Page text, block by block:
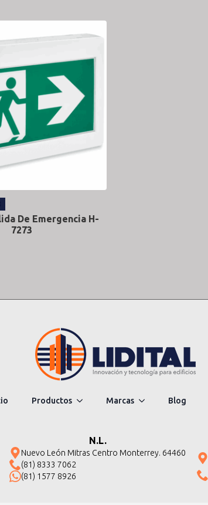
De Emergencia H-
7273
Productos Marcas Blog
N.L.
Nuevo León Mitras Centro Monterrey. 64460
(81) 8333 7062
(81) 1577 8926